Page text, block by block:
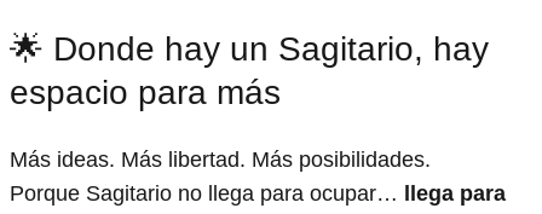
🌟 Donde hay un Sagitario, hay
espacio para más
Más ideas. Más libertad. Más posibilidades.
Porque Sagitario no llega para ocupar…
llega para